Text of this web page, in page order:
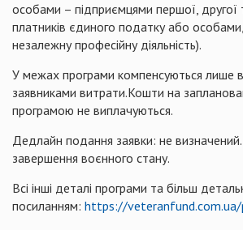
особами – підприємцями першої, другої
платників єдиного податку або
незалежну професійну діяльність).
У межах програми компенсуються лише
заявниками витрати.Кошти на
програмою не виплачуються.
Дедлайн подання заявки: не
завершення воєнного стану.
Всі інші деталі програми та більш
посиланням: https://